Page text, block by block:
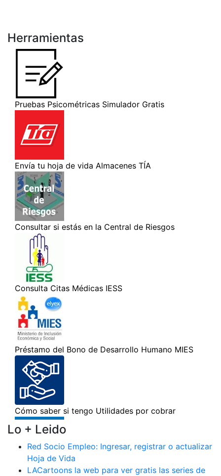
Herramientas
Lo + Leido
Red Socio Empleo: Ingresar, registrar o actualizar
Hoja de Vida
LACartoons la web para ver gratis las series de